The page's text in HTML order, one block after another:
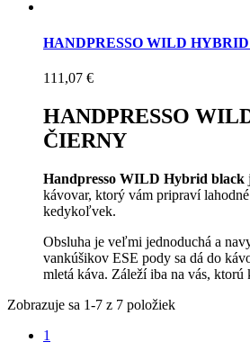
HANDPRESSO WILD
111,07 €
HANDPRESSO
ČIERNY
Handpresso WILD Hybrid black
kávovar, ktorý vám pripraví
kedykoľvek.
Obsluha je veľmi jednoduchá a
vankúšikov ESE pody sa dá do
mletá káva. Záleží iba na vás, ktorú
Zobrazuje sa 1-7 z 7 položiek
1